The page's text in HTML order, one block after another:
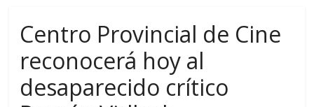
Cienfuegos,
Cuba
Centro Provincial de Cine
reconocerá hoy al
desaparecido crítico